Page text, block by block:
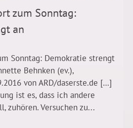
zum Sonntag:
an
Sonntag: Demokratie strengt
Behnken (ev.),
von ARD/daserste.de […]
ist es, dass ich andere
zuhören. Versuchen zu...